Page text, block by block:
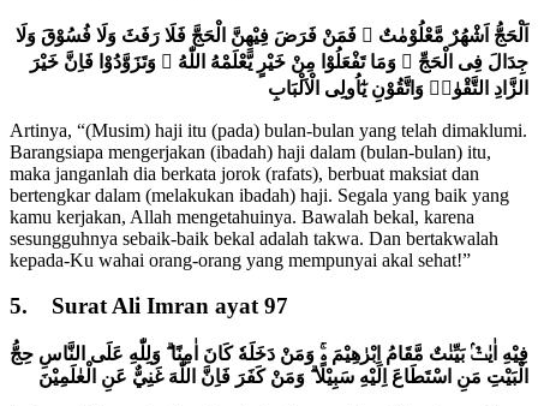
اَلْحَجُّ اَشْهُرٌ مَّعْلُوْمٰتٌ ۚ فَمَنْ فَرَضَ فِيْهِنَّ الْحَجَّ فَلَا رَفَثَ وَلَا فُسُوْقَ وَلَا
جِدَالَ فِى الْحَجِّ ۗ وَمَا تَفْعَلُوْا مِنْ خَيْرٍ يَّعْلَمْهُ اللّٰهُ ۗ وَتَزَوَّدُوْا فَاِنَّ خَيْرَ
الزَّادِ التَّقْوٰىۖ وَاتَّقُوْنِ يٰٓاُولِى الْاَلْبَابِ
Artinya, “(Musim) haji itu (pada) bulan-bulan yang telah dimaklumi.
Barangsiapa mengerjakan (ibadah) haji dalam (bulan-bulan) itu,
maka janganlah dia berkata jorok (rafats), berbuat maksiat dan
bertengkar dalam (melakukan ibadah) haji. Segala yang baik yang
kamu kerjakan, Allah mengetahuinya. Bawalah bekal, karena
sesungguhnya sebaik-baik bekal adalah takwa. Dan bertakwalah
kepada-Ku wahai orang-orang yang mempunyai akal sehat!”
5. Surat Ali Imran ayat 97
فِيْهِ اٰيٰتٌۢ بَيِّنٰتٌ مَّقَامُ اِبْرٰهِيْمَ ەۚ وَمَنْ دَخَلَهٗ كَانَ اٰمِنًا ۗ وَلِلّٰهِ عَلَى النَّاسِ حِجُّ
الْبَيْتِ مَنِ اسْتَطَاعَ اِلَيْهِ سَبِيْلًا ۗ وَمَنْ كَفَرَ فَاِنَّ اللّٰهَ غَنِيٌّ عَنِ الْعٰلَمِيْنَ